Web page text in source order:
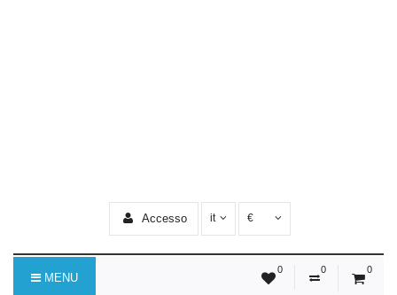
Accesso it €
0 0 0
MENU